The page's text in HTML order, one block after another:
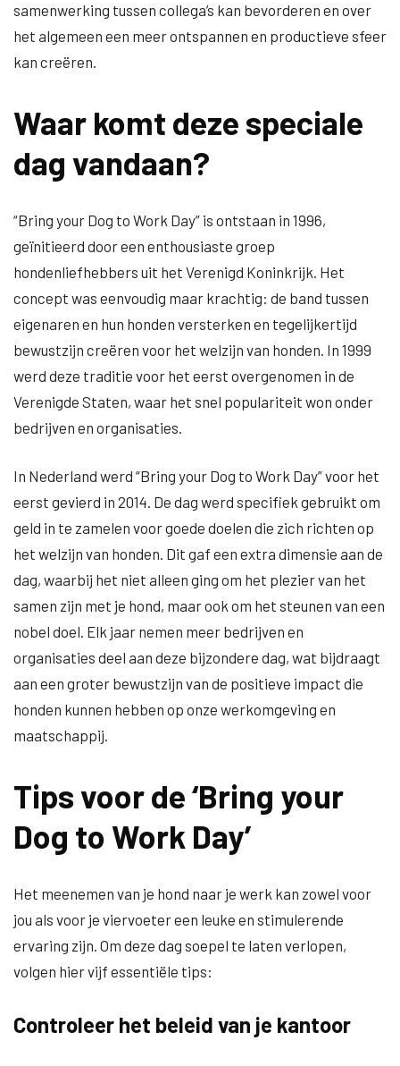
samenwerking tussen collega’s kan bevorderen en over
het algemeen een meer ontspannen en productieve sfeer
kan creëren.
Waar komt deze speciale
dag vandaan?
“Bring your Dog to Work Day” is ontstaan in 1996,
geïnitieerd door een enthousiaste groep
hondenliefhebbers uit het Verenigd Koninkrijk. Het
concept was eenvoudig maar krachtig: de band tussen
eigenaren en hun honden versterken en tegelijkertijd
bewustzijn creëren voor het welzijn van honden. In 1999
werd deze traditie voor het eerst overgenomen in de
Verenigde Staten, waar het snel populariteit won onder
bedrijven en organisaties.
In Nederland werd “Bring your Dog to Work Day” voor het
eerst gevierd in 2014. De dag werd specifiek gebruikt om
geld in te zamelen voor goede doelen die zich richten op
het welzijn van honden. Dit gaf een extra dimensie aan de
dag, waarbij het niet alleen ging om het plezier van het
samen zijn met je hond, maar ook om het steunen van een
nobel doel. Elk jaar nemen meer bedrijven en
organisaties deel aan deze bijzondere dag, wat bijdraagt
aan een groter bewustzijn van de positieve impact die
honden kunnen hebben op onze werkomgeving en
maatschappij.
Tips voor de ‘Bring your
Dog to Work Day’
Het meenemen van je hond naar je werk kan zowel voor
jou als voor je viervoeter een leuke en stimulerende
ervaring zijn. Om deze dag soepel te laten verlopen,
volgen hier vijf essentiële tips:
Controleer het beleid van je kantoor